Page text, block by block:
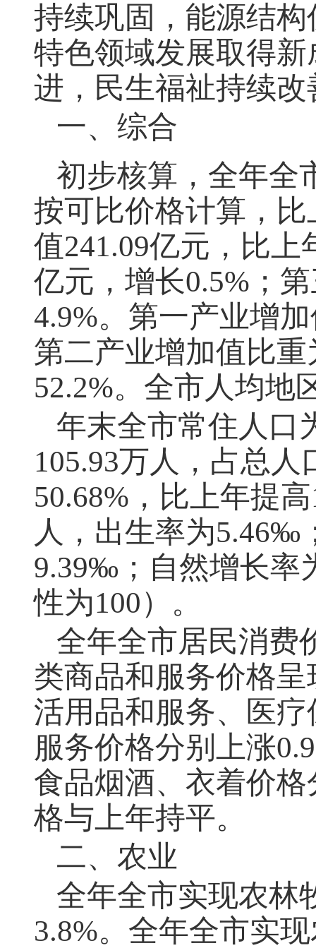
持续巩固，能源结
特色领域发展取得
进，民生福祉持续
一、综合
初步核算，全年全
按可比价格计算，
值241.09亿元，比上
亿元，增长0.5%；
4.9%。第一产业增
第二产业增加值比
52.2%。全市人均地
年末全市常住人口
105.93万人，占总
50.68%，比上年提
人，出生率为5.46‰
9.39‰；自然增长率
性为100）。
全年全市居民消费
类商品和服务价格
活用品和服务、医
服务价格分别上涨
食品烟酒、衣着价格
格与上年持平。
二、农业
全年全市实现农林
3.8%。全年全市实